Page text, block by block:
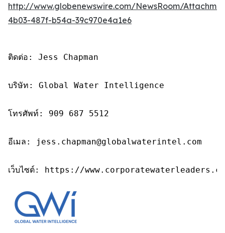
http://www.globenewswire.com/NewsRoom/
4b03-487f-b54a-39c970e4a1e6
ติดต่อ: Jess Chapman
บริษัท: Global Water Intelligence
โทรศัพท์: 909 687 5512
อีเมล: jess.chapman@globalwaterintel.com
เว็บไซต์: https://